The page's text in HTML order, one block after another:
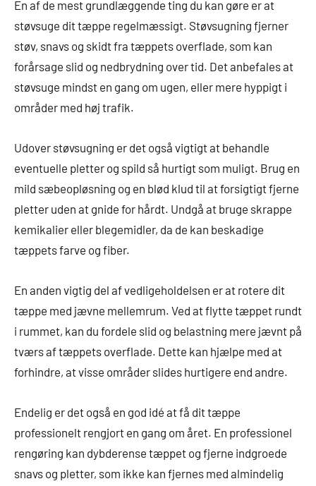
En af de mest grundlæggende ting du kan gøre er at
støvsuge dit tæppe regelmæssigt. Støvsugning fjerner
støv, snavs og skidt fra tæppets overflade, som kan
forårsage slid og nedbrydning over tid. Det anbefales at
støvsuge mindst en gang om ugen, eller mere hyppigt i
områder med høj trafik.
Udover støvsugning er det også vigtigt at behandle
eventuelle pletter og spild så hurtigt som muligt. Brug en
mild sæbeopløsning og en blød klud til at forsigtigt fjerne
pletter uden at gnide for hårdt. Undgå at bruge skrappe
kemikalier eller blegemidler, da de kan beskadige
tæppets farve og fiber.
En anden vigtig del af vedligeholdelsen er at rotere dit
tæppe med jævne mellemrum. Ved at flytte tæppet rundt
i rummet, kan du fordele slid og belastning mere jævnt på
tværs af tæppets overflade. Dette kan hjælpe med at
forhindre, at visse områder slides hurtigere end andre.
Endelig er det også en god idé at få dit tæppe
professionelt rengjort en gang om året. En professionel
rengøring kan dybderense tæppet og fjerne indgroede
snavs og pletter, som ikke kan fjernes med almindelig